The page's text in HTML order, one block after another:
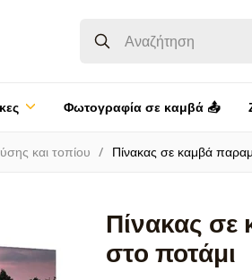
Φωτογραφία σε καμβά 📤
και τοπίου Πίνακας σε καμβά
Πίνακας σε
στο ποτάμι